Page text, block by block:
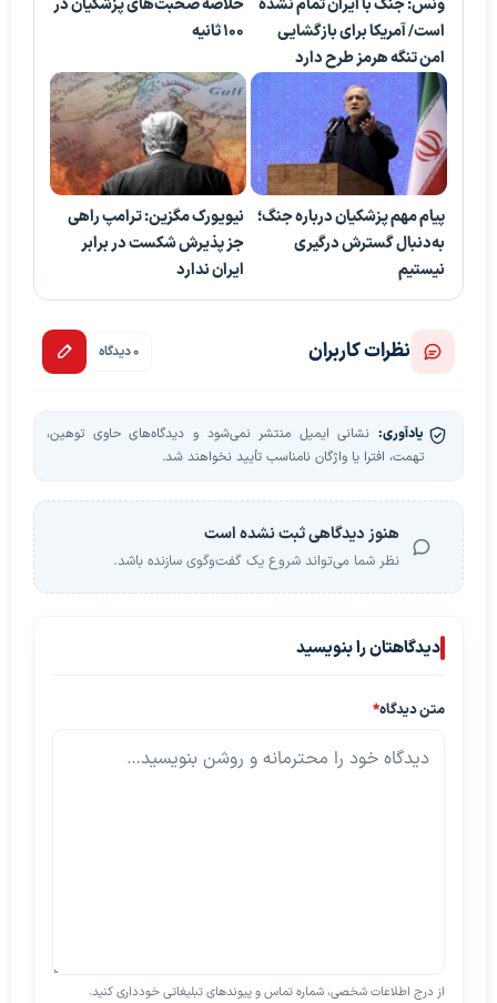
ونس: جنگ با ایران تمام نشده
است/ آمریکا برای بازگشایی
امن تنگه هرمز طرح دارد
خلاصه صحبت‌های پزشکیان در
۱۰۰ ثانیه
پیام مهم پزشکیان درباره جنگ؛
به‌دنبال گسترش درگیری
نیستیم
نیویورک مگزین: ترامپ راهی
جز پذیرش شکست در برابر
ایران ندارد
نظرات کاربران 0 دیدگاه
یادآوری: نشانی ایمیل منتشر نمی‌شود و دیدگاه‌های حاوی توهین،
تهمت، افترا یا واژگان نامناسب تأیید نخواهند شد.
هنوز دیدگاهی ثبت نشده است
نظر شما می‌تواند شروع یک گفت‌وگوی سازنده باشد.
دیدگاهتان را بنویسید
متن دیدگاه*
از درج اطلاعات شخصی، شماره تماس و پیوندهای تبلیغاتی خودداری کنید.